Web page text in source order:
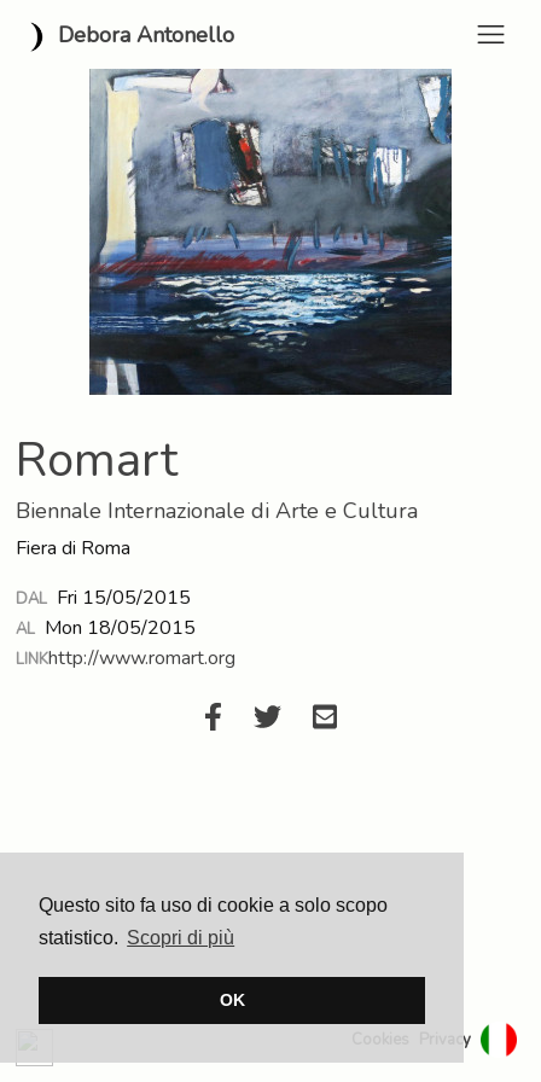
Questo sito fa uso di cookie a solo scopo
statistico. Scopri di più
OK
Debora Antonello
Privacy
Romart
Biennale Internazionale di Arte e Cultura
Fiera di Roma
DAL Fri 15/05/2015
AL Mon 18/05/2015
LINKhttp://www.romart.org